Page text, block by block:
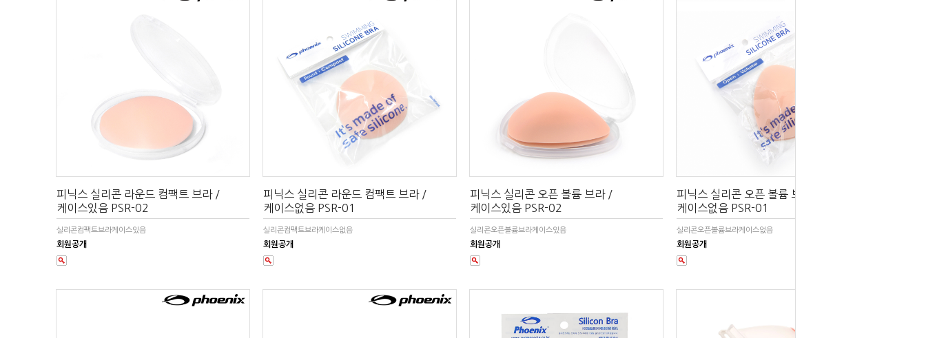
피닉스 실리콘 라운드 컴팩트 브라 /
케이스있음 PSR-02
실리콘컴팩트브라케이스있음
회원공개
피닉스 실리콘 라운드 컴팩트 브라 /
케이스없음 PSR-01
실리콘컴팩트브라케이스없음
회원공개
피닉스 실리콘 오픈 볼륨 브라 /
케이스있음 PSR-02
실리콘오픈볼륨브라케이스있음
회원공개
피닉스 실리콘 오픈 볼륨 브라 /
케이스없음 PSR-01
실리콘오픈볼륨브라케이스없음
회원공개